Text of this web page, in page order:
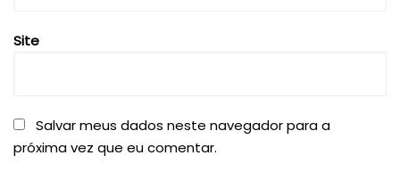
Site
Salvar meus dados neste navegador para a
próxima vez que eu comentar.